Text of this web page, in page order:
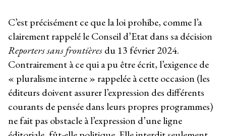
C’est précisément ce que la loi prohibe, comme l’a
clairement rappelé le Conseil d’Etat dans sa décision
Reporters sans frontièresdu 13 février 2024.
Contrairement à ce qui a pu être écrit, l’exigence de
« pluralisme interne » rappelée à cette occasion (les
éditeurs doivent assurer l’expression des différents
courants de pensée dans leurs propres programmes)
ne fait pas obstacle à l’expression d’une ligne